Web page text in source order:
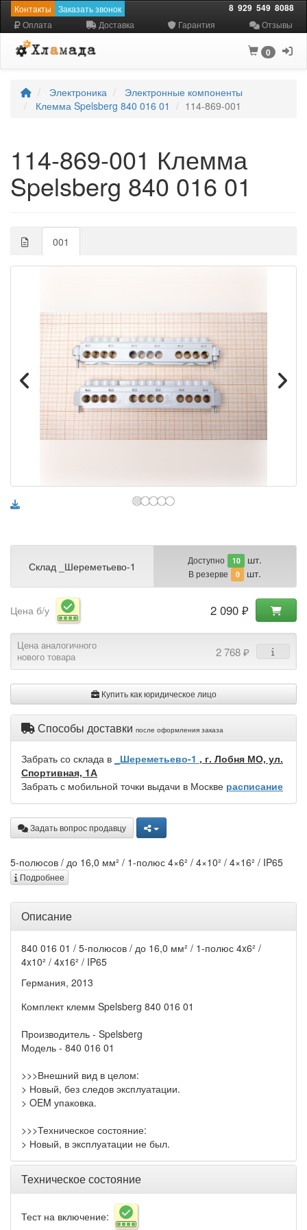
Контакты Заказать звонок 8 929 549 8088
Оплата Доставка Гарантия Отзывы
0
Электроника
Электронные компоненты
Клемма Spelsberg 840 016 01
114-869-001
114-869-001 Клемма
Spelsberg 840 016 01
001
Склад _Шереметьево-1 Доступно 10 шт.
В резерве 0 шт.
Цена б/у 2 090 ₽
Цена аналогичного
нового товара
2 768 ₽
Купить как юридическое лицо
Способы доставки после оформления заказа
Забрать со склада в _Шереметьево-1 , г. Лобня МО, ул.
Спортивная, 1А
Забрать с мобильной точки выдачи в Москве расписание
Задать вопрос продавцу
5-полюсов / до 16,0 мм² / 1-полюс 4×6² / 4×10² / 4×16² / IP65
Подробнее
Описание
840 016 01 / 5-полюсов / до 16,0 мм² / 1-полюс 4x6² /
4x10² / 4x16² / IP65
Германия, 2013
Комплект клемм Spelsberg 840 016 01
Производитель - Spelsberg
Модель - 840 016 01
>>>Внешний вид в целом:
> Новый, без следов эксплуатации.
> OEM упаковка.
>>>Техническое состояние:
> Новый, в эксплуатации не был.
Техническое состояние
Тест на включение: